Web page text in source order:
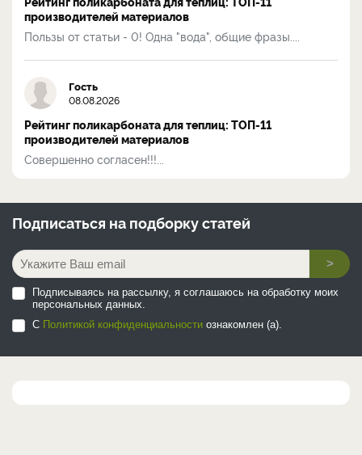
производителей материалов
Пользы от статьи - 0! Одна "вода", общие фразы....
Гость
08.08.2026
Рейтинг поликарбоната для теплиц: ТОП-11
производителей материалов
Совершенно согласен!!!...
Подписаться на подборку статей
>
Подписываясь на рассылку, я соглашаюсь на обработку моих
персональных данных.
С Политикой конфиденциальности ознакомлен (а).